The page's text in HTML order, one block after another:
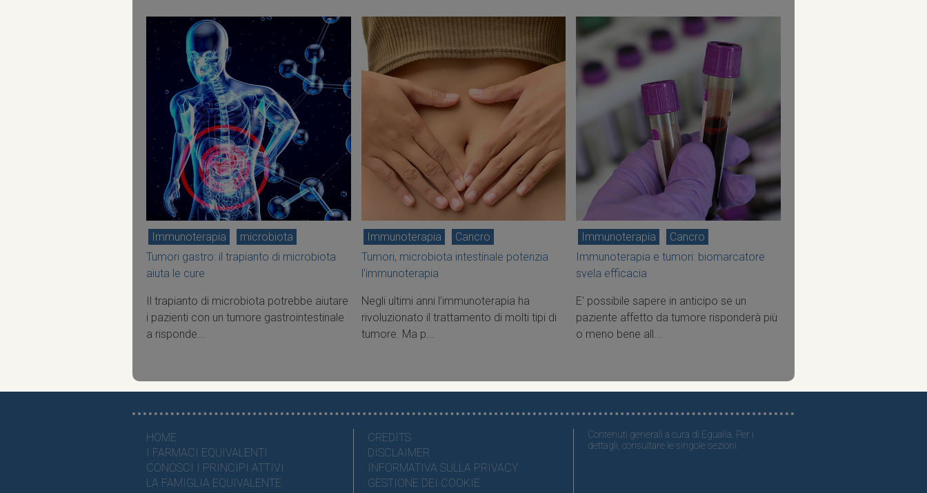
Immunoterapia
microbiota
Tumori gastro: il trapianto di microbiota
aiuta le cure
Il trapianto di microbiota potrebbe aiutare
i pazienti con un tumore gastrointestinale
a risponde...
Immunoterapia
Cancro
Tumori, microbiota intestinale potenzia
l'immunoterapia
Negli ultimi anni l’immunoterapia ha
rivoluzionato il trattamento di molti tipi di
tumore. Ma p...
Immunoterapia
Cancro
Immunoterapia e tumori: biomarcatore
svela efficacia
E' possibile sapere in anticipo se un
paziente affetto da tumore risponderà più
o meno bene all...
HOME
I FARMACI EQUIVALENTI
CONOSCI I PRINCIPI ATTIVI
LA FAMIGLIA EQUIVALENTE
CREDITS
DISCLAIMER
INFORMATIVA SULLA PRIVACY
GESTIONE DEI COOKIE
Contenuti generali a cura di Egualia. Per i
dettagli, consultare le singole sezioni.